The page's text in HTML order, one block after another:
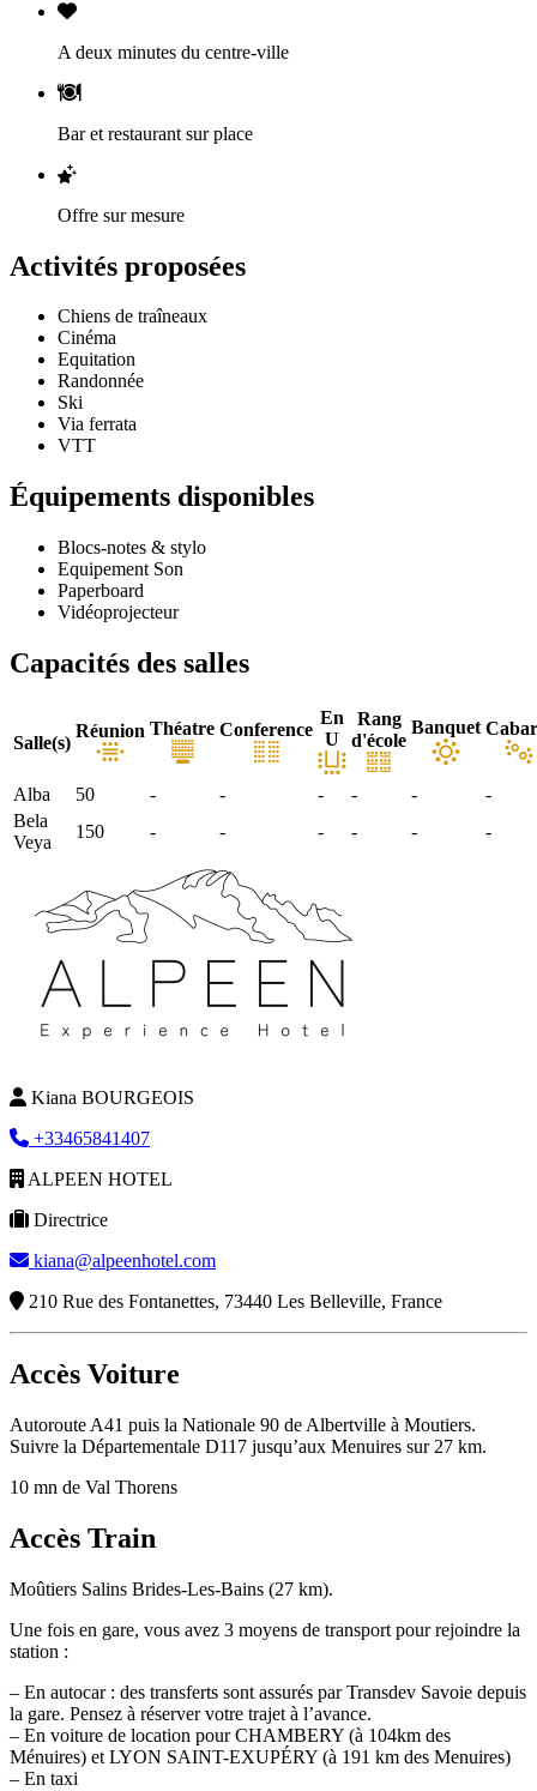
A deux minutes du centre-ville
Bar et restaurant sur place
Offre sur mesure
Activités proposées
Chiens de traîneaux
Cinéma
Equitation
Randonnée
Ski
Via ferrata
VTT
Équipements disponibles
Blocs-notes & stylo
Equipement Son
Paperboard
Vidéoprojecteur
Capacités des salles
Salle(s)
Réunion Théatre Conference
En
U
Rang
d'école
Banquet
Alba 50 - - - - -
-
Bela
Veya
150 - - - - - -
Kiana BOURGEOIS
+33465841407
ALPEEN HOTEL
Directrice
kiana@alpeenhotel.com
210 Rue des Fontanettes, 73440 Les Belleville, France
Accès Voiture
Autoroute A41 puis la Nationale 90 de Albertville à Moutiers.
Suivre la Départementale D117 jusqu’aux Menuires sur 27 km.
10 mn de Val Thorens
Accès Train
Moûtiers Salins Brides-Les-Bains (27 km).
Une fois en gare, vous avez 3 moyens de transport pour rejoindre la
station :
– En autocar : des transferts sont assurés par Transdev Savoie depuis
la gare. Pensez à réserver votre trajet à l’avance.
– En voiture de location pour CHAMBERY (à 104km des
Ménuires) et LYON SAINT-EXUPÉRY (à 191 km des Menuires)
– En taxi